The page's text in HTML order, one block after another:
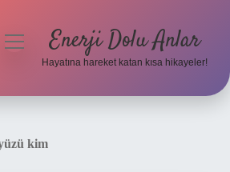
menüyüEnerji Dolu Anlar
Hayatına hareket katan kısa hikayeler!
kim